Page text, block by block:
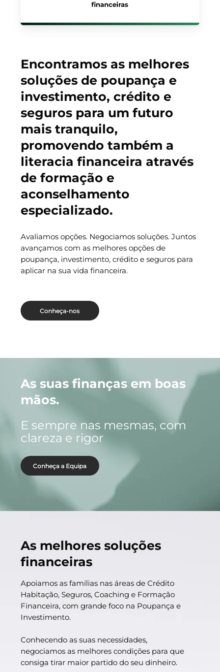
financeiras
Encontramos as melhores
soluções de poupança e
investimento, crédito e
seguros para um futuro
mais tranquilo,
promovendo também a
literacia financeira através
de formação e
aconselhamento
especializado.
Avaliamos opções. Negociamos soluções. Juntos
avançamos com as melhores opções de
poupança, investimento, crédito e seguros para
aplicar na sua vida financeira.
Conheça-nos
As suas finanças em boas
mãos.
E sempre nas mesmas, com
clareza e rigor
Conheça a Equipa
As melhores soluções
financeiras
Apoiamos as famílias nas áreas de Crédito
Habitação, Seguros, Coaching e Formação
Financeira, com grande foco na Poupança e
Investimento.
Conhecendo as suas necessidades,
negociamos as melhores condições para que
consiga tirar maior partido do seu dinheiro.